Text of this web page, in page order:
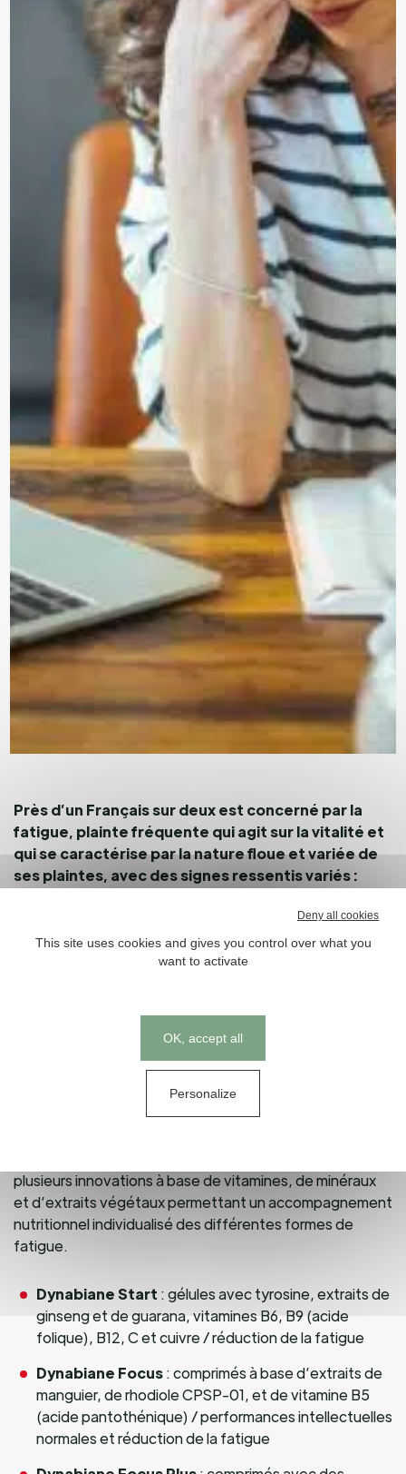
Près d’un Français sur deux est concerné par la
fatigue, plainte fréquente qui agit sur la vitalité et
qui se caractérise par la nature floue et variée de
ses plaintes, avec des signes ressentis variés :
épuisement, baisse des performances
intellectuelles…
Fatigues. Ce qui nécessite d’individualiser les
diagnostics et l’accompagnement.
plusieurs innovations à base de vitamines, de minéraux
et d’extraits végétaux permettant un accompagnement
nutritionnel individualisé des différentes formes de
fatigue.
Dynabiane Start : gélules avec tyrosine, extraits de
ginseng et de guarana, vitamines B6, B9 (acide
folique), B12, C et cuivre / réduction de la fatigue
Dynabiane Focus: comprimés à base d’extraits de
manguier, de rhodiole CPSP-01, et de vitamine B5
(acide pantothénique) / performances intellectuelles
normales et réduction de la fatigue
Cookies management panel
This site uses cookies and gives you control over what you
want to activate
OK, accept all
Deny all cookies
Personalize